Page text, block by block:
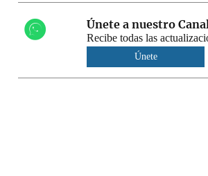
Únete a nuestro
Recibe todas las
Únete